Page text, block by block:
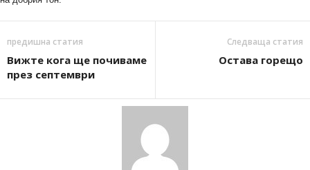
предишна статия
Вижте кога ще почиваме
през септември
Следваща статия
Остава горещо